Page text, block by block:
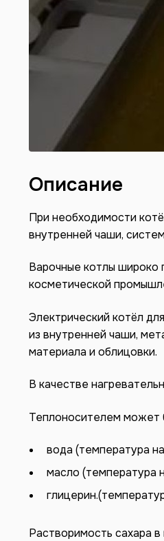
Описание
При необходимости
внутренней чаши,
Варочные котлы широко
косметической
Электрический котёл
из внутренней чаши,
материала и облицовки.
В качестве
Теплоносителем может
вода (температура
масло (температура
Растворимость сахара